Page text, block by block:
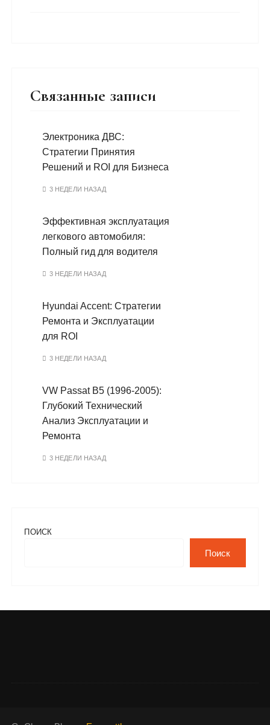
Связанные записи
Электроника ДВС:
Стратегии Принятия
Решений и ROI для Бизнеса
3 НЕДЕЛИ НАЗАД
Эффективная эксплуатация
легкового автомобиля:
Полный гид для водителя
3 НЕДЕЛИ НАЗАД
Hyundai Accent: Стратегии
Ремонта и Эксплуатации
для ROI
3 НЕДЕЛИ НАЗАД
VW Passat B5 (1996-2005):
Глубокий Технический
Анализ Эксплуатации и
Ремонта
3 НЕДЕЛИ НАЗАД
ПОИСК
Поиск